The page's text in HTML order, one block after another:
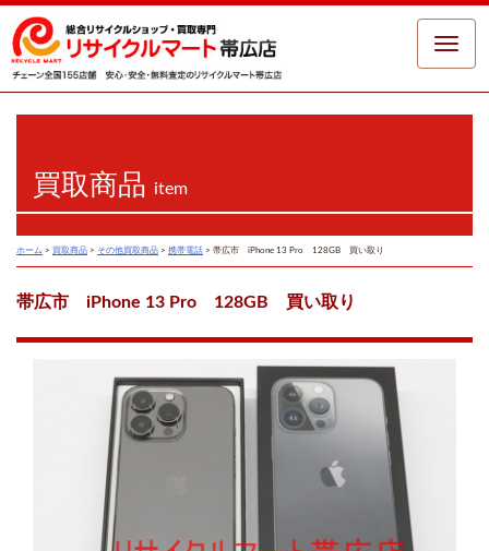
Toggle
買取商品 item
ホーム > 買取商品 > その他買取商品 > 携帯電話 > 帯広市 iPhone 13 Pro 128GB 買い取り
帯広市 iPhone 13 Pro 128GB 買い取り